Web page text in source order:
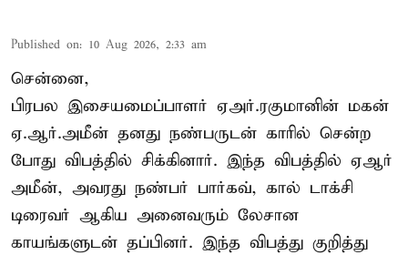
Published on: 10 Aug 2026, 2:33 am
சென்னை,
பிரபல இசையமைப்பாளர் ஏஅர்.ரகுமானின் மகன்
ஏ.ஆர்.அமீன் தனது நண்பருடன் காரில் சென்ற
போது விபத்தில் சிக்கினார். இந்த விபத்தில் ஏஆர்
அமீன், அவரது நண்பர் பார்கவ், கால் டாக்சி
டிரைவர் ஆகிய அனைவரும் லேசான
காயங்களுடன் தப்பினர். இந்த விபத்து குறித்து